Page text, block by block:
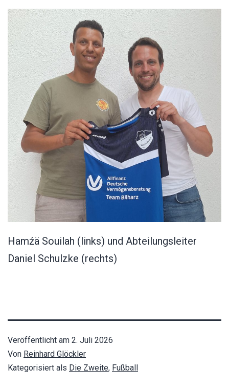
Hamźä Souilah (links) und Abteilungsleiter
Daniel Schulzke (rechts)
Veröffentlicht am 2. Juli 2026
Von Reinhard Glöckler
Kategorisiert als Die Zweite, Fußball